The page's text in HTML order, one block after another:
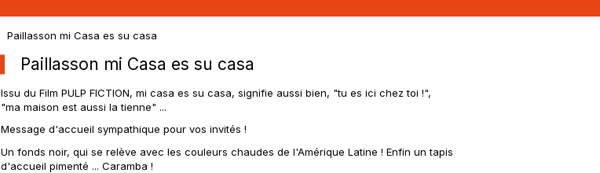
Paillasson mi Casa es su casa
Paillasson mi Casa es su casa
Issu du Film PULP FICTION, mi casa es su casa, signifie aussi bien, "tu es ici chez toi !",
"ma maison est aussi la tienne" ...
Message d'accueil sympathique pour vos invités !
Un fonds noir, qui se relève avec les couleurs chaudes de l'Amérique Latine ! Enfin un tapis
d'accueil pimenté ... Caramba !